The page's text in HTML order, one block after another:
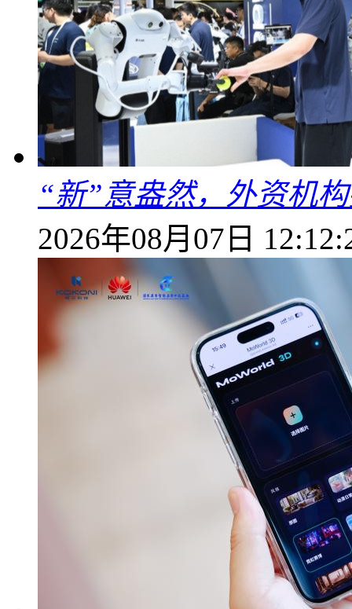
“新”意盎然，外资机
2026年08月07日